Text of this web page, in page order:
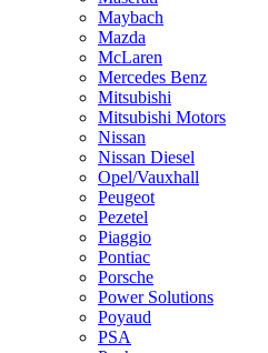
Maybach
Mazda
McLaren
Mercedes Benz
Mitsubishi
Mitsubishi Motors
Nissan
Nissan Diesel
Opel/Vauxhall
Peugeot
Pezetel
Piaggio
Pontiac
Porsche
Power Solutions
Poyaud
PSA